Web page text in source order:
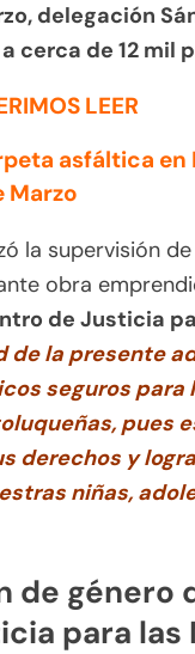
delegación
cerca de 12 mil
LEER
asfáltica en
Marzo
la supervisión
obra
de Justicia
de la presente
seguros para
pues
derechos y
niñas,
de género
para las